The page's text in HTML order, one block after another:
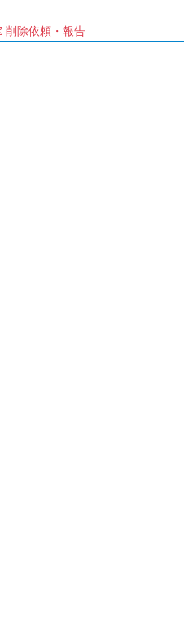
削除依頼・報告